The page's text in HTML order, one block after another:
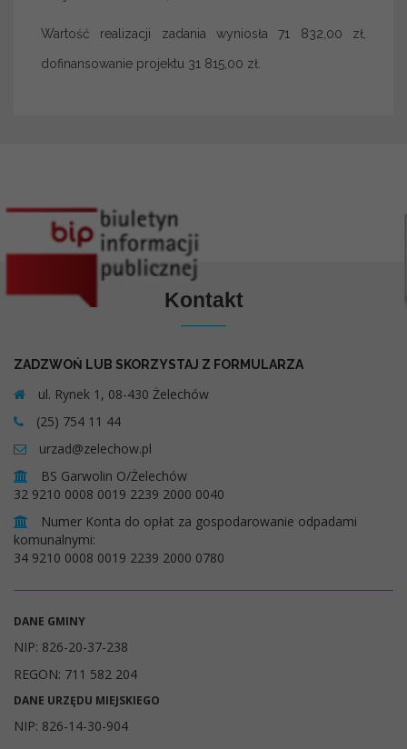
Wartość realizacji zadania wyniosła 71 832,00 zł,
dofinansowanie projektu 31 815,00 zł.
Kontakt
ZADZWOŃ LUB SKORZYSTAJ Z FORMULARZA
ul. Rynek 1, 08-430 Żelechów
(25) 754 11 44
urzad@zelechow.pl
BS Garwolin O/Żelechów
32 9210 0008 0019 2239 2000 0040
Numer Konta do opłat za gospodarowanie odpadami
komunalnymi:
34 9210 0008 0019 2239 2000 0780
DANE GMINY
NIP: 826-20-37-238
REGON: 711 582 204
DANE URZĘDU MIEJSKIEGO
NIP: 826-14-30-904